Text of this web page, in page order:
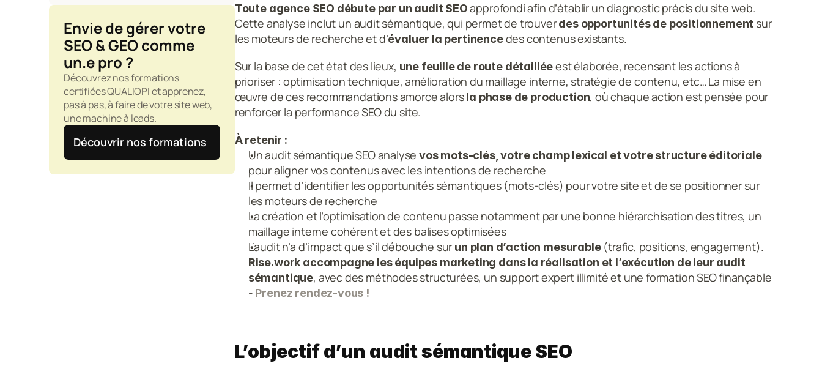
Envie de gérer votre
SEO & GEO comme
un.e pro ?
Découvrez nos formations
certifiées QUALIOPI et apprenez,
pas à pas, à faire de votre site web,
une machine à leads.
Découvrir nos formations
Toute agence SEO débute par un audit SEO approfondi afin d’établir un diagnostic précis du site web.
Cette analyse inclut un audit sémantique, qui permet de trouver des opportunités de positionnement sur
les moteurs de recherche et d’évaluer la pertinence des contenus existants.
Sur la base de cet état des lieux, une feuille de route détaillée est élaborée, recensant les actions à
prioriser : optimisation technique, amélioration du maillage interne, stratégie de contenu, etc… La mise en
œuvre de ces recommandations amorce alors la phase de production, où chaque action est pensée pour
renforcer la performance SEO du site.
À retenir :
Un audit sémantique SEO analyse vos mots-clés, votre champ lexical et votre structure éditoriale
pour aligner vos contenus avec les intentions de recherche
Il permet d’identifier les opportunités sémantiques (mots-clés) pour votre site et de se positionner sur
les moteurs de recherche
La création et l’optimisation de contenu passe notamment par une bonne hiérarchisation des titres, un
maillage interne cohérent et des balises optimisées
L’audit n’a d’impact que s’il débouche sur un plan d’action mesurable (trafic, positions, engagement).
Rise.work accompagne les équipes marketing dans la réalisation et l’exécution de leur audit
sémantique, avec des méthodes structurées, un support expert illimité et une formation SEO finançable
- Prenez rendez-vous !
L’objectif d’un audit sémantique SEO